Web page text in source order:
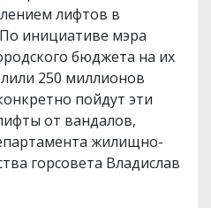
лифтов в
инициативе мэра
бюджета на их
250 миллионов
пойдут эти
от вандалов,
жилищно-
горсовета Владислав